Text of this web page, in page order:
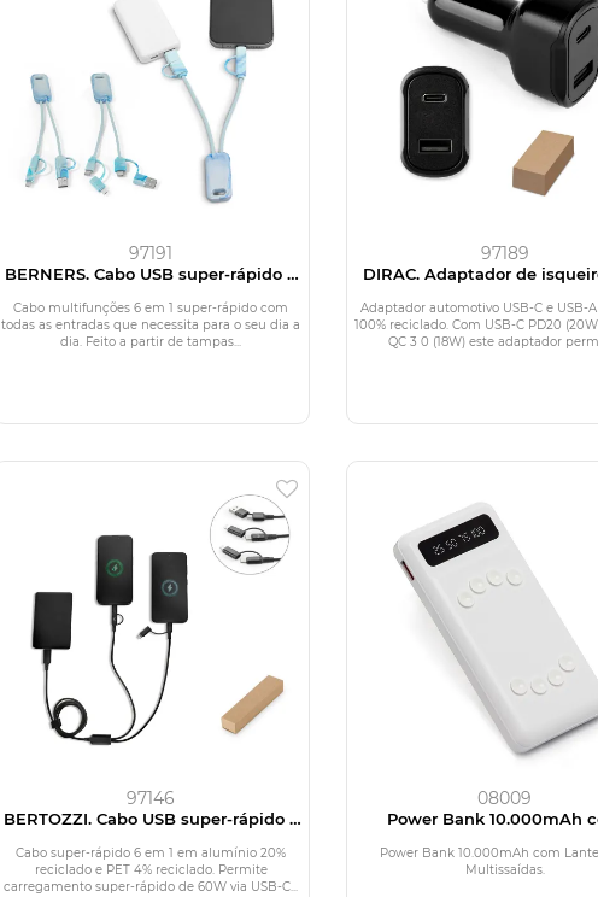
97191
BERNERS. Cabo USB super-rápido 6
Cabo multifunções 6 em 1 super-rápido com
todas as entradas que necessita para o seu dia a
dia. Feito a partir de tampas...
97189
DIRAC. Adaptador de
ABS 100% reciclado
Adaptador automotivo USB-C e USB-
100% reciclado. Com USB-C PD20
QC 3 0 (18W) este adaptador
97146
BERTOZZI. Cabo USB super-rápido 6
PET 4% reciclado
Cabo super-rápido 6 em 1 em alumínio 20%
reciclado e PET 4% reciclado. Permite
carregamento super-rápido de 60W via USB-C...
08009
Power Bank 10.000mAh
Power Bank 10.000mAh com
Multissaídas.